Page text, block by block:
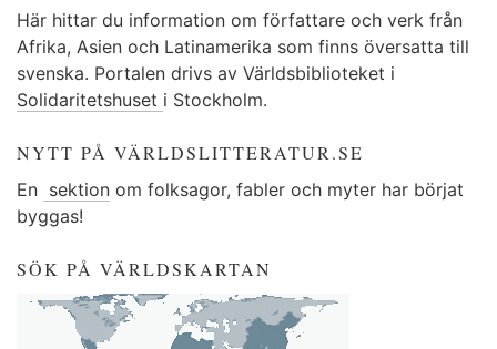
Här hittar du information om författare och verk från
Afrika, Asien och Latinamerika som finns översatta till
svenska. Portalen drivs av Världsbiblioteket i
Solidaritetshuset i Stockholm.
NYTT PÅ VÄRLDSLITTERATUR.SE
En sektion om folksagor, fabler och myter har börjat
byggas!
SÖK PÅ VÄRLDSKARTAN